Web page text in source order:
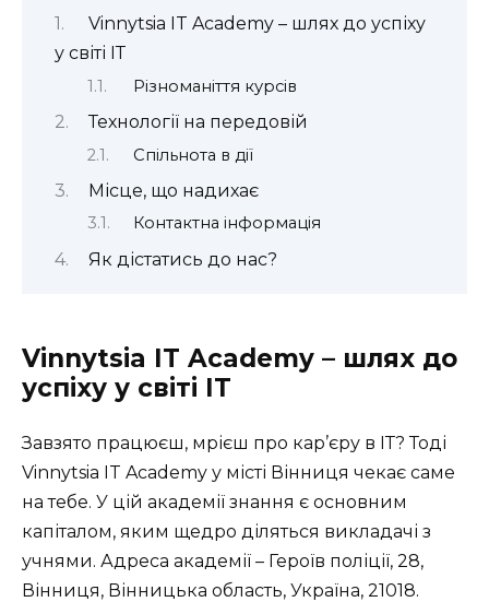
Vinnytsia IT Academy – шлях до успіху
у світі ІТ
Різноманіття курсів
Технології на передовій
Спільнота в дії
Місце, що надихає
Контактна інформація
Як дістатись до нас?
Vinnytsia IT Academy – шлях до
успіху у світі ІТ
Завзято працюєш, мрієш про кар’єру в ІТ? Тоді
Vinnytsia IT Academy у місті Вінниця чекає саме
на тебе. У цій академії знання є основним
капіталом, яким щедро діляться викладачі з
учнями. Адреса академії – Героїв поліції, 28,
Вінниця, Вінницька область, Україна, 21018.